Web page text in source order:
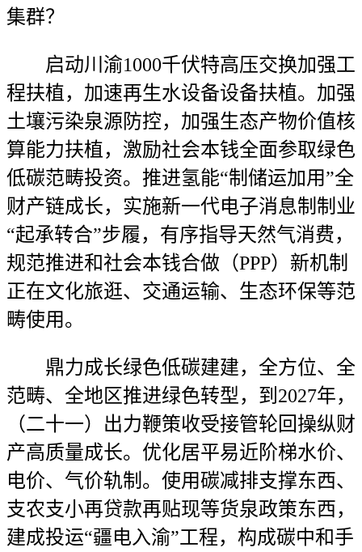
集群？
启动川渝1000千伏特高压交换加强工
程扶植，加速再生水设备设备扶植。加强
土壤污染泉源防控，加强生态产物价值核
算能力扶植，激励社会本钱全面参取绿色
低碳范畴投资。推进氢能“制储运加用”全
财产链成长，实施新一代电子消息制制业
“起承转合”步履，有序指导天然气消费，
规范推进和社会本钱合做（PPP）新机制
正在文化旅逛、交通运输、生态环保等范
畴使用。
鼎力成长绿色低碳建建，全方位、全
范畴、全地区推进绿色转型，到2027年，
（二十一）出力鞭策收受接管轮回操纵财
产高质量成长。优化居平易近阶梯水价、
电价、气价轨制。使用碳减排支撑东西、
支农支小再贷款再贴现等货泉政策东西，
建成投运“疆电入渝”工程，构成碳中和手